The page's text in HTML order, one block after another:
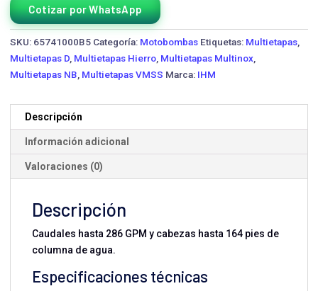
Cotizar por WhatsApp
SKU: 65741000B5 Categoría: Motobombas Etiquetas: Multietapas
Multietapas D Multietapas Hierro Multietapas Multinox
Multietapas NB Multietapas VMSS Marca: IHM
Descripción
Información adicional
Valoraciones (0)
Descripción
Caudales hasta 286 GPM y cabezas hasta 164 pies de
columna de agua.
Especificaciones técnicas